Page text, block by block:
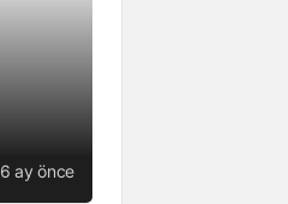
6 ay önce